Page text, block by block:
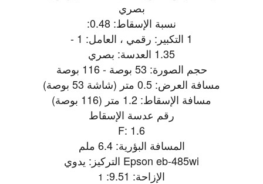
بصري
نسبة الإسقاط: 0.48:
1 التكبير: رقمي ، العامل: 1 -
1.35 العدسة: بصري
حجم الصورة: 53 بوصة - 116 بوصة
مسافة العرض: 0.5 متر (شاشة 53 بوصة)
مسافة الإسقاط: 1.2 متر (116 بوصة)
رقم عدسة الإسقاط
F: 1.6
المسافة البؤرية: 6.4 ملم
Epson eb-485wi التركيز: يدوي
الإزاحة: 9.51:
1